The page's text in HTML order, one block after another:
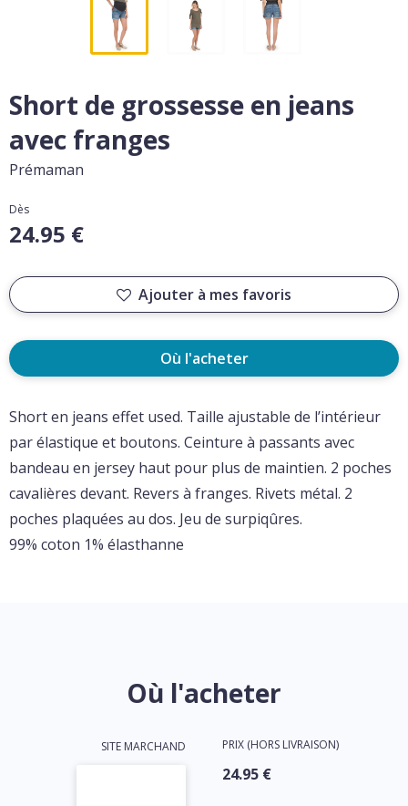
Short de grossesse en jeans
avec franges
Prémaman
Dès
24.95 €
Ajouter à mes favoris
Où l'acheter
Short en jeans effet used. Taille ajustable de l’intérieur
par élastique et boutons. Ceinture à passants avec
bandeau en jersey haut pour plus de maintien. 2 poches
cavalières devant. Revers à franges. Rivets métal. 2
poches plaquées au dos. Jeu de surpiqûres.
99% coton 1% élasthanne
Où l'acheter
SITE MARCHAND PRIX (HORS LIVRAISON)
24.95 €